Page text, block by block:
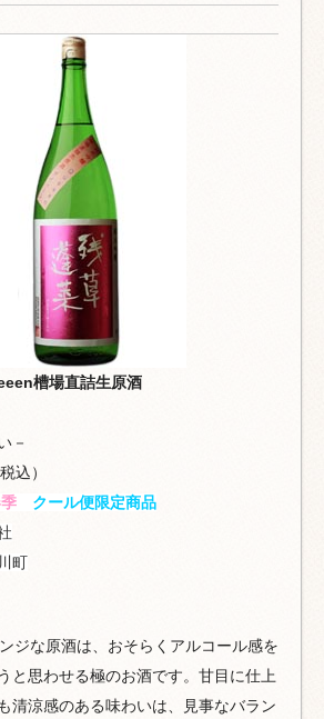
槽場直詰生原酒
－
込）
季 クール便限定商品
町
ジな原酒は、おそらくアルコール感を
と思わせる極のお酒です。甘目に仕上
清涼感のある味わいは、見事なバラン